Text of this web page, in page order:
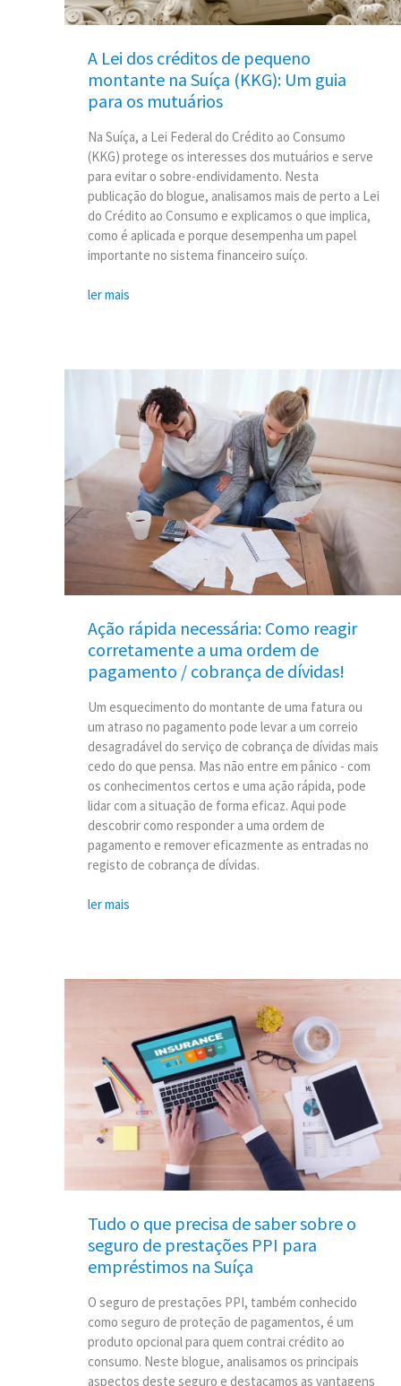
A Lei dos créditos de pequeno
montante na Suíça (KKG): Um guia
para os mutuários
Na Suíça, a Lei Federal do Crédito ao Consumo
(KKG) protege os interesses dos mutuários e serve
para evitar o sobre-endividamento. Nesta
publicação do blogue, analisamos mais de perto a Lei
do Crédito ao Consumo e explicamos o que implica,
como é aplicada e porque desempenha um papel
importante no sistema financeiro suíço.
(KKG):
Um
guia
para
os
mutuários
ler mais
Ação rápida necessária: Como reagir
corretamente a uma ordem de
pagamento / cobrança de dívidas!
Um esquecimento do montante de uma fatura ou
um atraso no pagamento pode levar a um correio
desagradável do serviço de cobrança de dívidas mais
cedo do que pensa. Mas não entre em pânico - com
os conhecimentos certos e uma ação rápida, pode
lidar com a situação de forma eficaz. Aqui pode
descobrir como responder a uma ordem de
pagamento e remover eficazmente as entradas no
registo de cobrança de dívidas.
rápida
necessária:
Como
reagir
corretamente
a
pagamento
cobrança
de
dívidas!
ler mais
Tudo o que precisa de saber sobre o
seguro de prestações PPI para
empréstimos na Suíça
O seguro de prestações PPI, também conhecido
como seguro de proteção de pagamentos, é um
produto opcional para quem contrai crédito ao
consumo. Neste blogue, analisamos os principais
aspectos deste seguro e destacamos as vantagens
precisa
de
saber
sobre
seguro
de
PPI
para
empréstimos
Suíça